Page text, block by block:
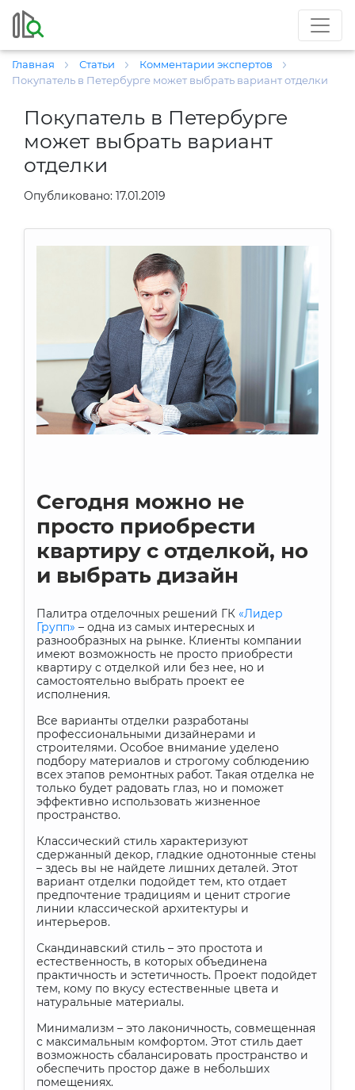
Главная Статьи
Комментарии экспертов
Покупатель в Петербурге может выбрать вариант отделки
Покупатель в Петербурге
может выбрать вариант
отделки
Опубликовано: 17.01.2019
Сегодня можно не
просто приобрести
квартиру с отделкой, но
и выбрать дизайн
Палитра отделочных решений ГК «Лидер
Групп» – одна из самых интересных и
разнообразных на рынке. Клиенты компании
имеют возможность не просто приобрести
квартиру с отделкой или без нее, но и
самостоятельно выбрать проект ее
исполнения.
Все варианты отделки разработаны
профессиональными дизайнерами и
строителями. Особое внимание уделено
подбору материалов и строгому соблюдению
всех этапов ремонтных работ. Такая отделка не
только будет радовать глаз, но и поможет
эффективно использовать жизненное
пространство.
Классический стиль характеризуют
сдержанный декор, гладкие однотонные стены
– здесь вы не найдете лишних деталей. Этот
вариант отделки подойдет тем, кто отдает
предпочтение традициям и ценит строгие
линии классической архитектуры и
интерьеров.
Скандинавский стиль – это простота и
естественность, в которых объединена
практичность и эстетичность. Проект подойдет
тем, кому по вкусу естественные цвета и
натуральные материалы.
Минимализм – это лаконичность, совмещенная
с максимальным комфортом. Этот стиль дает
возможность сбалансировать пространство и
обеспечить простор даже в небольших
помещениях.